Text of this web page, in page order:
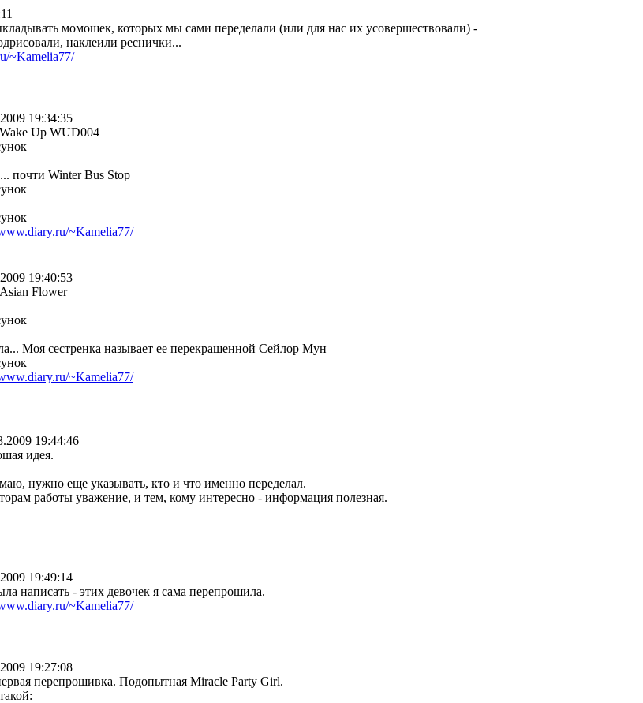
момошек, которых мы сами переделали (или для нас их усовершествовали) -
наклеили реснички...
~Kamelia77/
19:34:35
Up WUD004
почти Winter Bus Stop
~Kamelia77/
19:40:53
Flower
Моя сестренка называет ее перекрашенной Сейлор Мун
~Kamelia77/
19:44:46
идея.
нужно еще указывать, кто и что именно переделал.
работы уважение, и тем, кому интересно - информация полезная.
19:49:14
написать - этих девочек я сама перепрошила.
~Kamelia77/
19:27:08
перепрошивка. Подопытная Miracle Party Girl.